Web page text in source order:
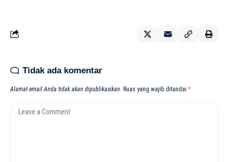
Tidak ada komentar
Alamat email Anda tidak akan dipublikasikan. Ruas yang wajib ditandai *